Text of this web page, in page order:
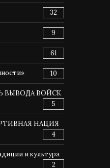
32
9
61
10
ВЫВОДА ВОЙСК
5
НАЦИЯ
4
и культура
2